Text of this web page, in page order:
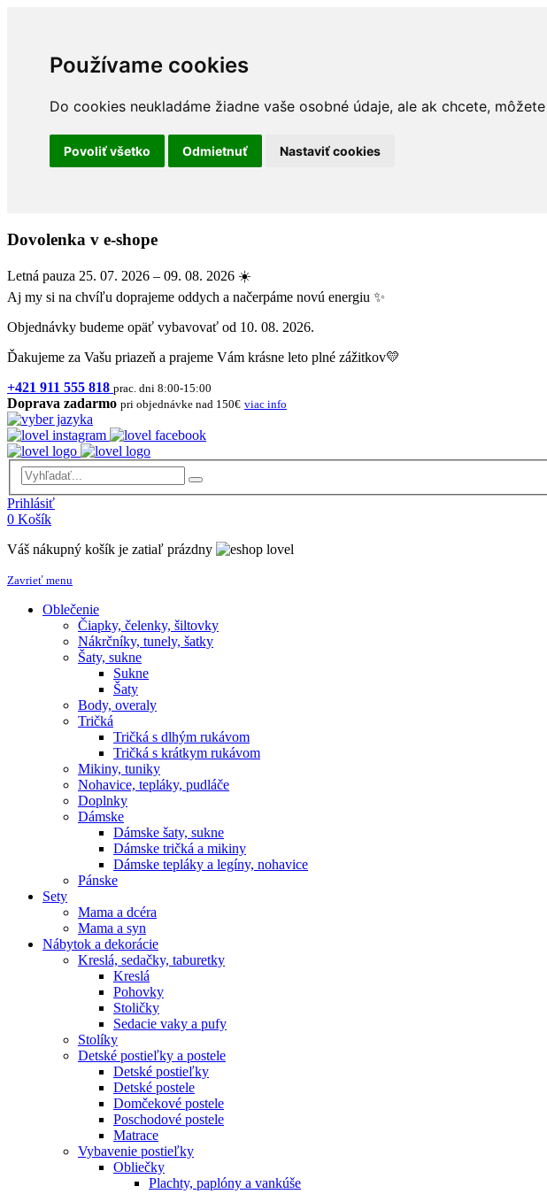
Používame cookies
Do cookies neukladáme žiadne vaše osobné údaje, ale ak chcete,
Povoliť všetko Odmietnuť Nastaviť cookies
Dovolenka v e-shope
Letná pauza 25. 07. 2026 – 09. 08. 2026 ☀️
Aj my si na chvíľu doprajeme oddych a načerpáme novú energiu ✨
Objednávky budeme opäť vybavovať od 10. 08. 2026.
Ďakujeme za Vašu priazeň a prajeme Vám krásne leto plné zážitkov💛
+421 911 555 818 prac. dni 8:00-15:00
Doprava zadarmo pri objednávke nad 150€ viac info
Prihlásiť
0 Košík
Váš nákupný košík je zatiaľ prázdny
Zavrieť menu
Oblečenie
Čiapky, čelenky, šiltovky
Nákrčníky, tunely, šatky
Šaty, sukne
Sukne
Šaty
Body, overaly
Tričká
Tričká s dlhým rukávom
Tričká s krátkym rukávom
Mikiny, tuniky
Nohavice, tepláky, pudláče
Doplnky
Dámske
Dámske šaty, sukne
Dámske tričká a mikiny
Dámske tepláky a legíny, nohavice
Pánske
Sety
Mama a dcéra
Mama a syn
Nábytok a dekorácie
Kreslá, sedačky, taburetky
Kreslá
Pohovky
Stoličky
Sedacie vaky a pufy
Stolíky
Detské postieľky a postele
Detské postieľky
Detské postele
Domčekové postele
Poschodové postele
Matrace
Vybavenie postieľky
Obliečky
Plachty, paplóny a vankúše